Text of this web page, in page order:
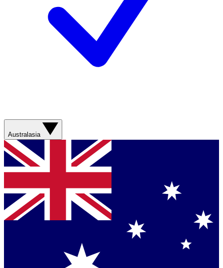
Australasia